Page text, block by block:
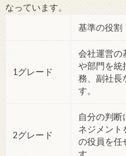
なっています。
基準の役割
1グレード
会社運営の
や部門を統
務、副社長
す。
2グレード
自分の判断
ネジメント
の役員を任
す。